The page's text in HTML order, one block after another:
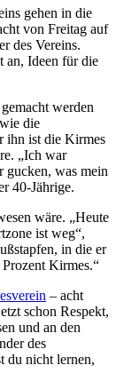
gehen in die
von Freitag auf
des Vereins.
an, Ideen für die
werden
die
ihn ist die Kirmes
„Ich war
gucken, was mein
40-Jährige.
wäre. „Heute
ist weg“,
in die er
Kirmes.“
– acht
schon Respekt,
und an den
des
du nicht lernen,